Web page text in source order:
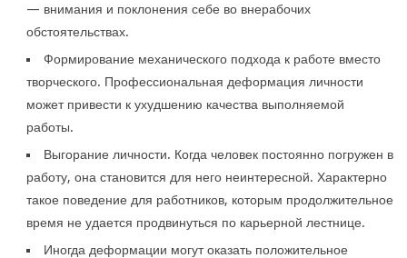
— внимания и поклонения себе во внерабочих
обстоятельствах.
Формирование механического подхода к работе вместо
творческого. Профессиональная деформация личности
может привести к ухудшению качества выполняемой
работы.
Выгорание личности. Когда человек постоянно погружен в
работу, она становится для него неинтересной. Характерно
такое поведение для работников, которым продолжительное
время не удается продвинуться по карьерной лестнице.
Иногда деформации могут оказать положительное